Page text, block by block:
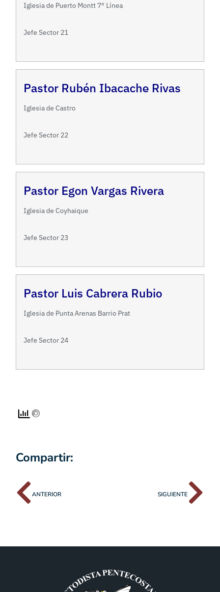
Iglesia de Puerto Montt 7° Línea
Jefe Sector 21
Pastor Rubén Ibacache Rivas
Iglesia de Castro
Jefe Sector 22
Pastor Egon Vargas Rivera
Iglesia de Coyhaique
Jefe Sector 23
Pastor Luis Cabrera Rubio
Iglesia de Punta Arenas Barrio Prat
Jefe Sector 24
Compartir:
ANTERIOR SIGUIENTE